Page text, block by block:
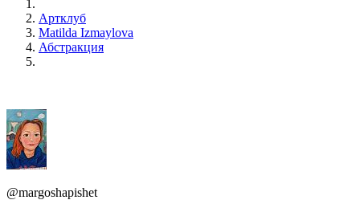
Артклуб
Matilda Izmaylova
Абстракция
@margoshapishet